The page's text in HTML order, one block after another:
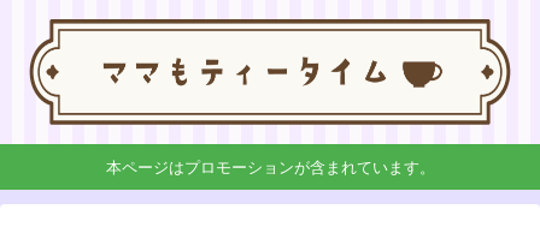
本ページはプロモーションが含まれています。